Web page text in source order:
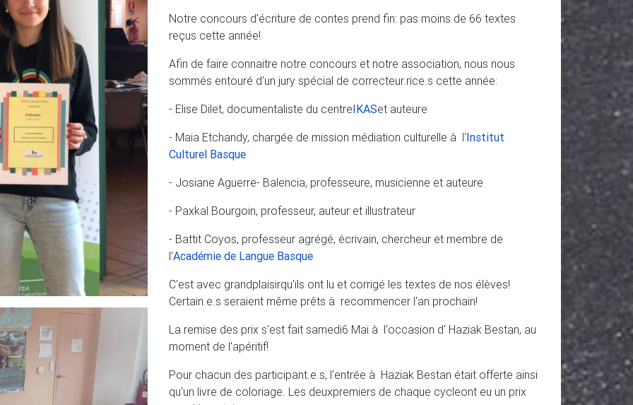
Notre concours d'écriture de contes prend fin: pas moins de 66 textes
reçus cette année!
Afin de faire connaitre notre concours et notre association, nous nous
sommés entouré d'un jury spécial de correcteur.rice.s cette année:
- Elise Dilet, documentaliste du centreIKASet auteure
- Maia Etchandy, chargée de mission médiation culturelle à l'Institut
Culturel Basque
- Josiane Aguerre- Balencia, professeure, musicienne et auteure
- Paxkal Bourgoin, professeur, auteur et illustrateur
- Battit Coyos, professeur agrégé, écrivain, chercheur et membre de
l'Académie de Langue Basque
C'est avec grandplaisirqu'ils ont lu et corrigé les textes de nos élèves!
Certain.e.s seraient même prêts à recommencer l'an prochain!
La remise des prix s'est fait samedi6 Mai à l'occasion d' Haziak Bestan, au
moment de l'apéritif!
Pour chacun des participant.e.s, l'entrée à Haziak Bestan était offerte ainsi
qu'un livre de coloriage. Les deuxpremiers de chaque cycleont eu un prix